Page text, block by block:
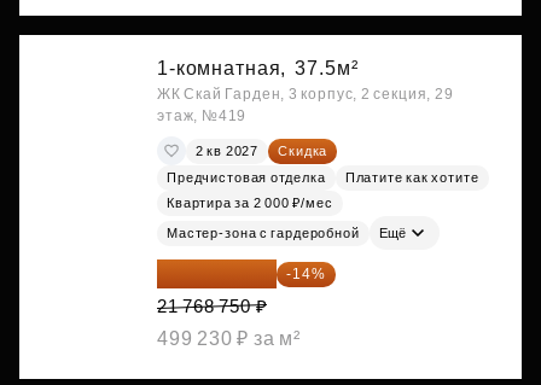
1-комнатная, 37.5м²
ЖК Скай Гарден, 3 корпус, 2 секция, 29
этаж, №419
2 кв 2027
Скидка
Предчистовая отделка
Платите как хотите
Квартира за 2 000 ₽/мес
Мастер-зона с гардеробной Ещё
18 721 125 ₽ -14%
21 768 750 ₽
499 230 ₽ за м²